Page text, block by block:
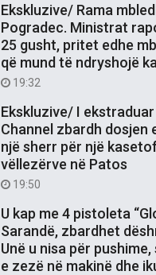
Ekskluzive/ Rama
Pogradec. Ministrat
25 gusht, pritet edhe
që mund të ndryshojë
19:32
Ekskluzive/ I
Channel zbardh dosjen
një sherr për një
vëllezërve në Patos
19:50
U kap me 4 pistoleta
Sarandë, zbardhet
Unë u nisa për
e zezë në makinë dhe